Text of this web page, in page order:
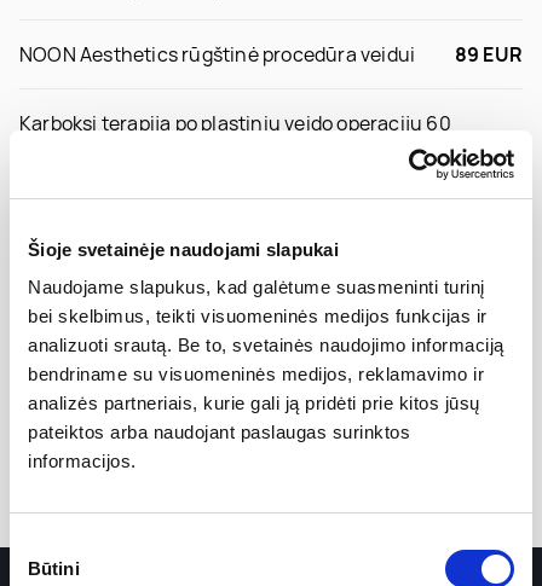
Šioje svetainėje naudojami slapukai
Naudojame slapukus, kad galėtume suasmeninti turinį
bei skelbimus, teikti visuomeninės medijos funkcijas ir
analizuoti srautą. Be to, svetainės naudojimo informaciją
bendriname su visuomeninės medijos, reklamavimo ir
analizės partneriais, kurie gali ją pridėti prie kitos jūsų
pateiktos arba naudojant paslaugas surinktos
informacijos.
Sutikimo
pasirinkimas
Būtini
NOON Aesthetics rūgštinė procedūra veidui 89 EUR
Karboksi terapija po plastinių veido operacijų 60
procedūra
Jauninanti procedūra karboksi terapija +
mezoterapinis kokteilis 60 min.
150 EUR €
KOBIDO terapinis veido masažas 60 min. 89 EUR